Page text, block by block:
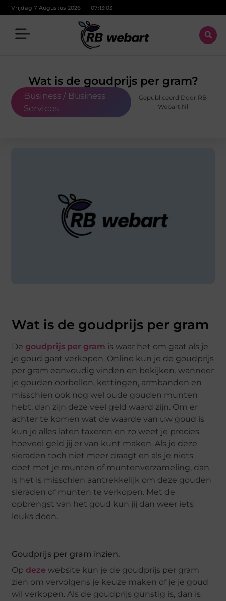
Vrijdag 7 Augustus 2026 07:13:04
Wat is de goudprijs per gram?
Business / Business
Services
Gepubliceerd Door RB
Webart.nl
Wat is de goudprijs per gram
De goudprijs per gram is waar het om gaat als je
je goud gaat verkopen. Online kun je de goudprijs
per gram eenvoudig vinden en bekijken. wanneer
je gouden oorbellen, kettingen, armbanden en
misschien ook nog wel oude gouden munten
hebt, dan zijn deze veel geld waard zijn. Om er
achter te komen wat de waarde van uw goud is
kun je alles laten taxeren en zo weet je precies
hoeveel geld jij er van kunt maken. Als je deze
sieraden toch niet meer draagt en als je niets
doet met je munten of muntenverzameling, dan
is het is misschien aantrekkelijk om deze gouden
sieraden of munten te verkopen. Met de
opbrengst van het goud kun jij dan weer iets
leuks doen.
Goudprijs per gram inzien.
Op deze website kun je de goudprijs per gram
zien om vervolgens je keuze maken of je je goud
wil verkopen. Als de goudprijs gunstig is, dan is